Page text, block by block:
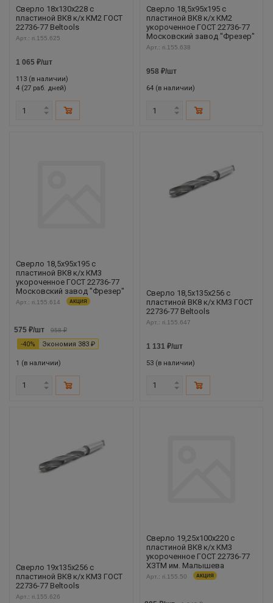
Сверло 18х130х228 с
пластиной ВК8 к/х КМ2 ГОСТ
22736-77 Beltools
Арт.: ri.155.625
1 065 ₽/шт
113 (в наличии)
4 (27 раб. дней)
Сверло 18,5х95х195 с
пластиной ВК8 к/х КМ2
укороченное ГОСТ 22736-77
Московский завод "Фрезер"
Арт.: ri.155.638
958 ₽/шт
64 (в наличии)
Сверло 18,5х95х195 с
пластиной ВК8 к/х КМ3
укороченное ГОСТ 22736-77
Московский завод "Фрезер"
Арт.: ri.155.614 АКЦИЯ
575 ₽/шт 958₽
-40% Экономия 383 ₽
1 (в наличии)
Сверло 18,5х135х256 с
пластиной ВК8 к/х КМ3 ГОСТ
22736-77 Beltools
Арт.: ri.155.647
1 131 ₽/шт
53 (в наличии)
Сверло 19х135х256 с
пластиной ВК8 к/х КМ3 ГОСТ
22736-77 Beltools
Арт.: ri.155.626
Сверло 19,25х100х220 с
пластиной ВК8 к/х КМ3
укороченное ГОСТ 22736-77
ХЗТМ им. Малышева
Арт.: ri.155.50 АКЦИЯ